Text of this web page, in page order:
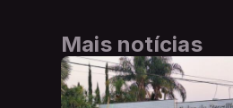
Mais notícias